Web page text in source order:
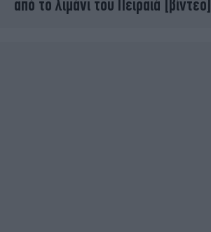
από το λιμάνι του Πειραιά [βίντεο]